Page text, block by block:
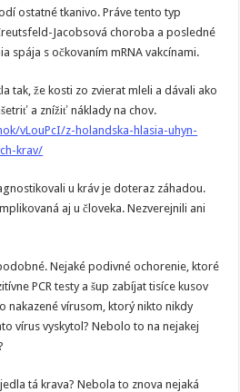
ostatné tkanivo. Práve tento typ
Jacobsová choroba a posledné
spája s očkovaním mRNA vakcínami.
tak, že kosti zo zvierat mleli a dávali ako
a znížiť náklady na chov.
vLouPcI/z-holandska-hlasia-uhyn-
krav/
u kráv je doteraz záhadou.
aj u človeka. Nezverejnili ani
Nejaké podivné ochorenie, ktoré
PCR testy a šup zabíjat tisíce kusov
nakazené vírusom, ktorý nikto nikdy
vírus vyskytol? Nebolo to na nejakej
tá krava? Nebola to znova nejaká